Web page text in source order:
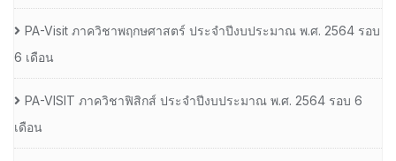
PA-Visit ภาควิชาพฤกษศาสตร์ ประจำปีงบประมาณ พ.ศ. 2564 รอบ
6 เดือน
PA-VISIT ภาควิชาฟิสิกส์ ประจำปีงบประมาณ พ.ศ. 2564 รอบ 6
เดือน